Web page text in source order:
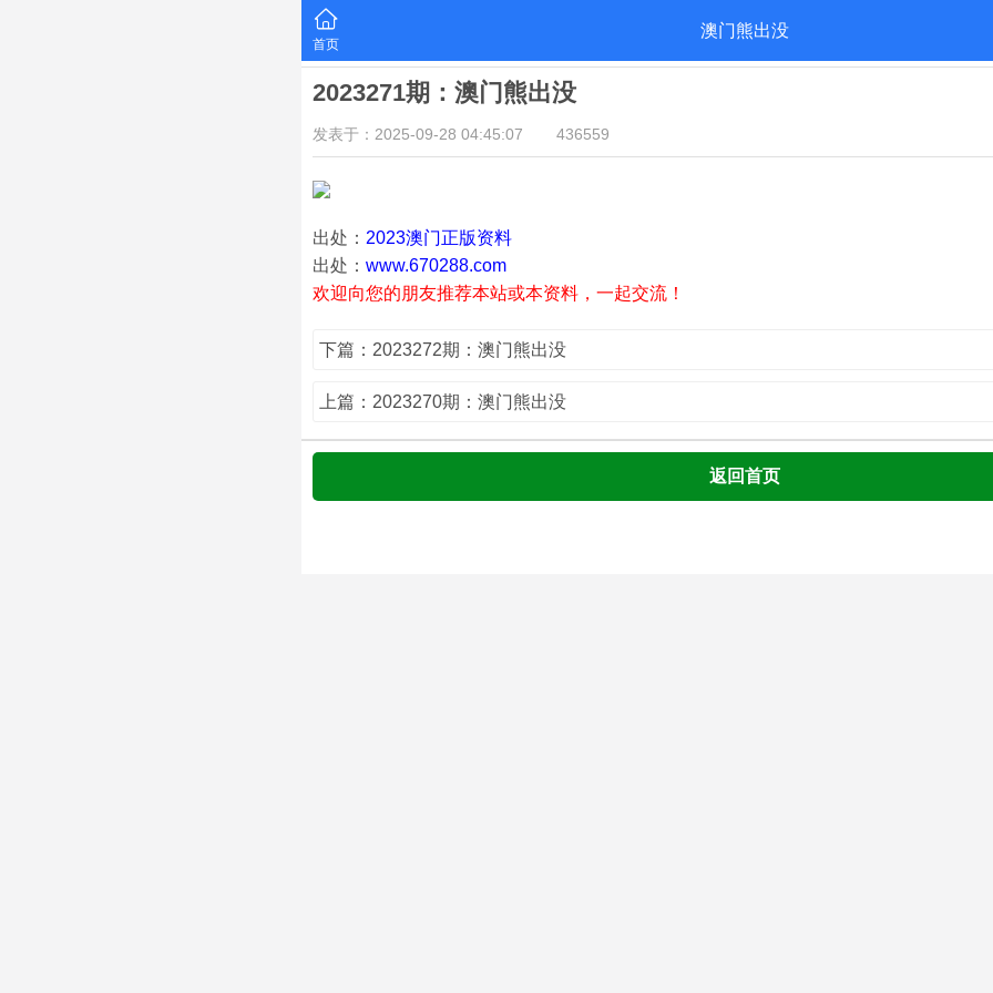
首页
澳门熊出没
2023271期：澳门熊出没
发表于：2025-09-28 04:45:07 436559
出处： 2023澳门正版资料
出处： www.670288.com
欢迎向您的朋友推荐本站或本资料，一起交流！
下篇：2023272期：澳门熊出没
上篇：2023270期：澳门熊出没
返回首页